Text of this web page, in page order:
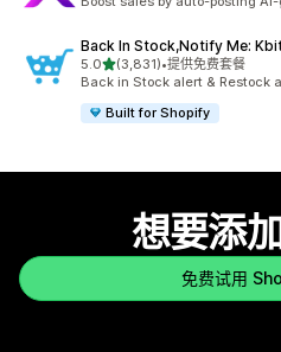
Back In Stock,Notify Me:
5.0星（满分 5 星）
(3,831)
总共 3831 条评论
•提供免费套餐
Back in Stock alert & Restock
Built for Shopify
想要添
免费试用